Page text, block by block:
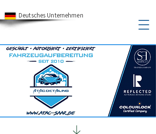
Deutsches Unternehmen